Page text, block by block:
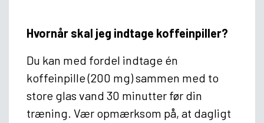
Hvornår skal jeg indtage koffeinpiller?
Du kan med fordel indtage én
koffeinpille (200 mg) sammen med to
store glas vand 30 minutter før din
træning. Vær opmærksom på, at dagligt